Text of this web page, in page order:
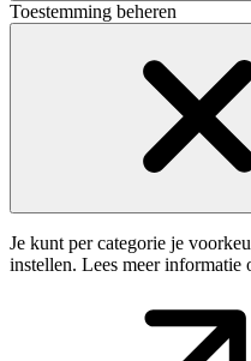
Toestemming beheren
Je kunt per categorie je
instellen. Lees meer informatie